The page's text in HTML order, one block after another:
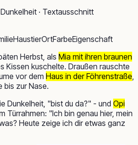
· Textausschnitt
HaustierOrtFarbeEigenschaft
Herbst, als Mia mit ihren braunen
Kissen kuschelte. Draußen rauschte
vor dem Haus in der Föhrenstraße,
bis zur Nase.
Dunkelheit, "bist du da?" - und Opi
Türrahmen: "Ich bin genau hier, mein
Heute zeige ich dir etwas ganz